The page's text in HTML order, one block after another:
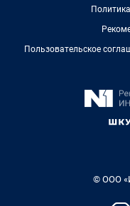
Пользовательское
© ООО